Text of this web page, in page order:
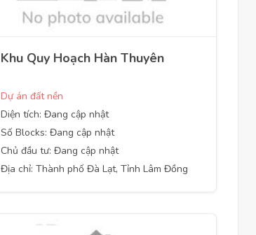
Khu Quy Hoạch Hàn Thuyên
Dự án đất nền
Diện tích: Đang cập nhật
Số Blocks: Đang cập nhật
Chủ đầu tư: Đang cập nhật
Địa chỉ: Thành phố Đà Lạt, Tỉnh Lâm Đồng